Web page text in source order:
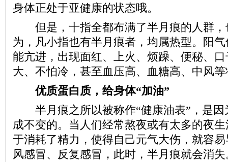
身体正处于亚健康的状态哦。
但是，十指全都布满了半月痕的人群，
为，凡小指也有半月痕者，均属热型。阳
能亢进，出现面红、上火、烦躁、便秘、
大、不怕冷，甚至血压高、血糖高、中风
优质蛋白质，给身体“加油”
半月痕之所以被称作“健康油表”，是因
成不变的。当人们经常熬夜或有太多的夜
于消耗了精力，使得自己元气大伤，就容
风感冒、反复感冒，此时，半月痕就会消